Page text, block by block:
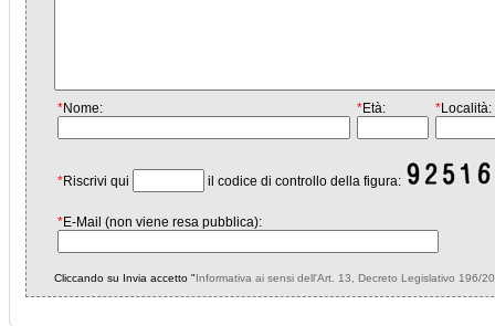
*Nome: *Età: *Località:
*Riscrivi qui il codice di controllo della figura:
*E-Mail (non viene resa pubblica):
Cliccando su Invia accetto "Informativa ai sensi dell'Art. 13, Decreto Legislativo 196/